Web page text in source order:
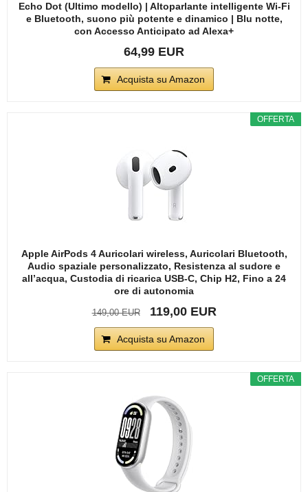
Echo Dot (Ultimo modello) | Altoparlante intelligente Wi-Fi
e Bluetooth, suono più potente e dinamico | Blu notte,
con Accesso Anticipato ad Alexa+
64,99 EUR
Acquista su Amazon
OFFERTA
Apple AirPods 4 Auricolari wireless, Auricolari Bluetooth,
Audio spaziale personalizzato, Resistenza al sudore e
all’acqua, Custodia di ricarica USB-C, Chip H2, Fino a 24
ore di autonomia
149,00 EUR 119,00 EUR
Acquista su Amazon
OFFERTA